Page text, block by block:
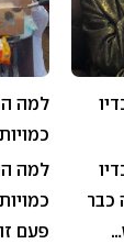
כבר
למה
למה
פעם